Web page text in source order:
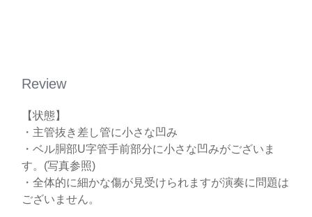
Review
【状態】
・主管抜き差し管に小さな凹み
・ベル胴部U字管手前部分に小さな凹みがございま
す。(写真参照)
・全体的に細かな傷が見受けられますが演奏に問題は
ございません。